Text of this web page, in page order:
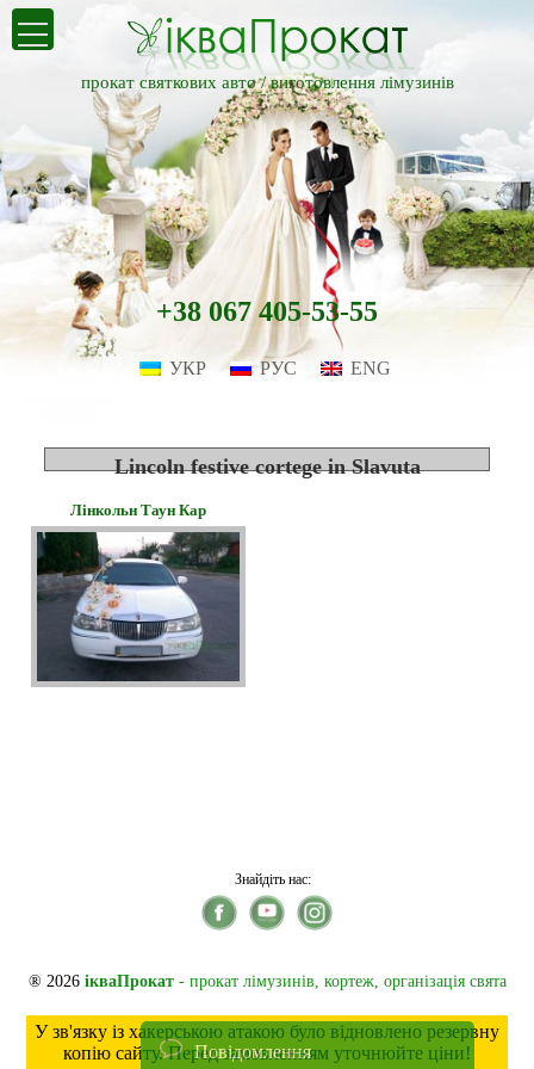
прокат святкових авто /виготовлення лімузинів
+38 067 405-53-55
УКР РУС ENG
Lincoln festive cortege in Slavuta
Лінкольн Таун Кар
Знайдіть нас:
® 2026 ікваПрокат- прокат лімузинів, кортеж, організація свята
У зв'язку із хакерською атакою було відновлено резервну
копію сайту. Перед замовленням уточнюйте ціни!
Повідомлення